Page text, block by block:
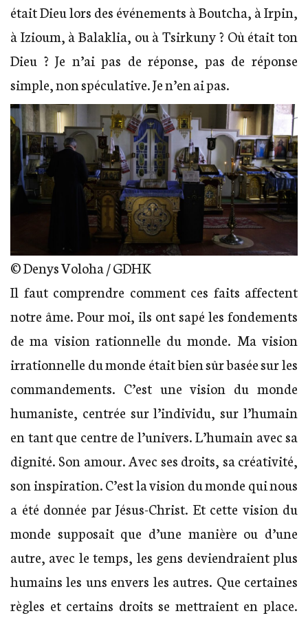
était Dieu lors des événements à Boutcha, à Irpin,
à Izioum, à Balaklia, ou à Tsirkuny ? Où était ton
Dieu ? Je n’ai pas de réponse, pas de réponse
simple, non spéculative. Je n’en ai pas.
© Denys Voloha / GDHK
Il faut comprendre comment ces faits affectent
notre âme. Pour moi, ils ont sapé les fondements
de ma vision rationnelle du monde. Ma vision
irrationnelle du monde était bien sûr basée sur les
commandements. C’est une vision du monde
humaniste, centrée sur l’individu, sur l’humain
en tant que centre de l’univers. L’humain avec sa
dignité. Son amour. Avec ses droits, sa créativité,
son inspiration. C’est la vision du monde qui nous
a été donnée par Jésus-Christ. Et cette vision du
monde supposait que d’une manière ou d’une
autre, avec le temps, les gens deviendraient plus
humains les uns envers les autres. Que certaines
règles et certains droits se mettraient en place.